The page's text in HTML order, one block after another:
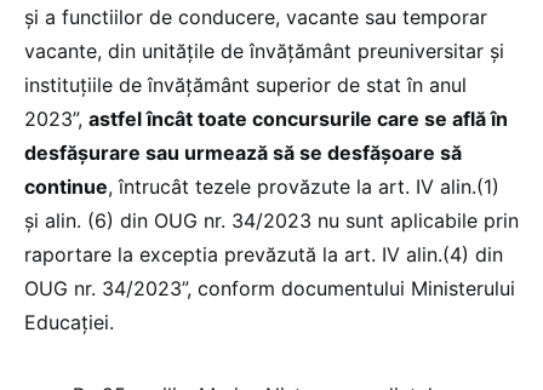
şi a functiilor de conducere, vacante sau temporar
vacante, din unitățile de învăţământ preuniversitar şi
instituţiile de învăţământ superior de stat în anul
2023”, astfel încât toate concursurile care se află în
desfășurare sau urmează să se desfăşoare să
continue, întrucât tezele provăzute la art. IV alin.(1)
şi alin. (6) din OUG nr. 34/2023 nu sunt aplicabile prin
raportare la exceptia prevăzută la art. IV alin.(4) din
OUG nr. 34/2023”, conform documentului Ministerului
Educației.